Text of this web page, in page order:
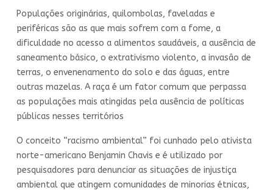
Populações originárias, quilombolas, faveladas e
periféricas são as que mais sofrem com a fome, a
dificuldade no acesso a alimentos saudáveis, a ausência de
saneamento básico, o extrativismo violento, a invasão de
terras, o envenenamento do solo e das águas, entre
outras mazelas. A raça é um fator comum que perpassa
as populações mais atingidas pela ausência de políticas
públicas nesses territórios
O conceito “racismo ambiental” foi cunhado pelo ativista
norte-americano Benjamin Chavis e é utilizado por
pesquisadores para denunciar as situações de injustiça
ambiental que atingem comunidades de minorias étnicas,